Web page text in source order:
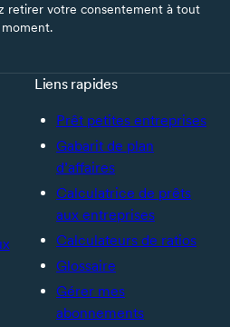
retirer votre consentement à tout
moment.
Liens rapides
Prêt petites entreprises
Gabarit de plan
d’affaires
Calculatrice de prêts
aux entreprises
Calculateurs de ratios
Glossaire
Gérer mes
abonnements